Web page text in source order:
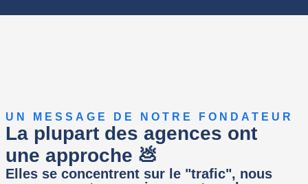
UN MESSAGE DE NOTRE FONDATEUR
La plupart des agences ont
une approche 💩
Elles se concentrent sur le "trafic", nous